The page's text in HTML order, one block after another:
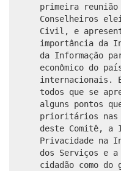
primeira reunião
Conselheiros
Civil, e
importância da
da Informação
econômico do
internacionais.
todos que se
alguns pontos
prioritários nas
deste Comitê,
Privacidade na
dos Serviços e
cidadão como do